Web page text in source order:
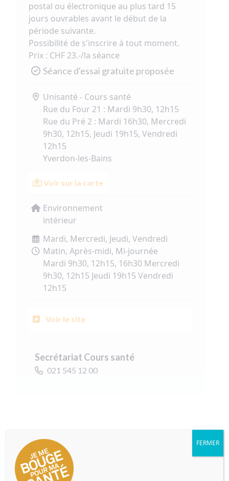
postal ou électronique au plus tard 15
jours ouvrables avant le début de la
période suivante.
Possibilité de s'inscrire à tout moment.
Prix : CHF 23.-/la séance
Séance d'essai gratuite proposée
Unisanté - Cours santé
Rue du Four 21 : Mardi 9h30, 12h15
Rue du Pré 2 : Mardi 16h30, Mercredi
9h30, 12h15, Jeudi 19h15, Vendredi
12h15
Yverdon-les-Bains
Voir sur la carte
Environnement
intérieur
Mardi, Mercredi, Jeudi, Vendredi
Matin, Après-midi, Mi-journée
Mardi 9h30, 12h15, 16h30 Mercredi
9h30, 12h15 Jeudi 19h15 Vendredi
12h15
Voir le site
Secrétariat Cours santé
021 545 12 00
FERMER